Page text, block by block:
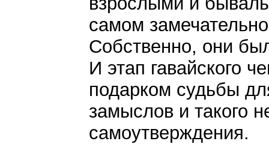
самом
Собственно, они
И этап гавайского
подарком судьбы
замыслов и такого
самоутверждения.